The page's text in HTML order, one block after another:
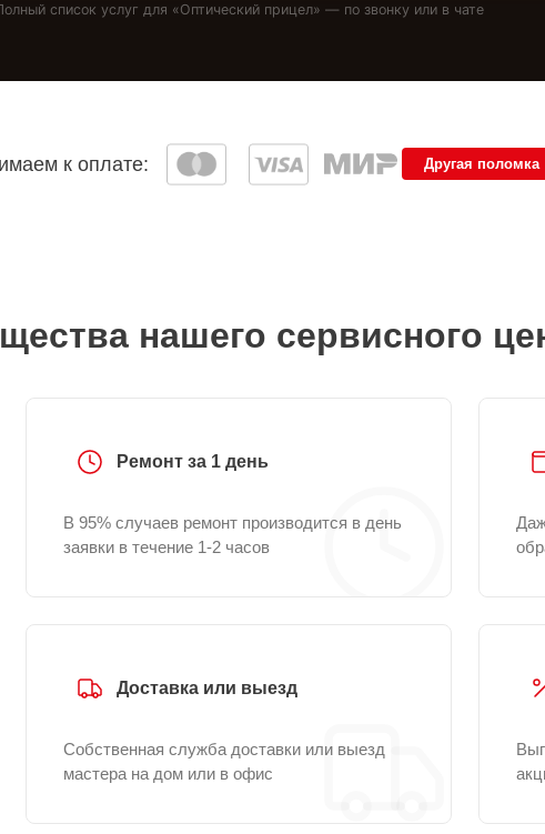
список услуг для «Оптический прицел» — по звонку или в чате
к оплате: Другая поломка
нашего сервисного
Ремонт за 1 день
В 95% случаев ремонт производится в день
заявки в течение 1-2 часов
Доставка или выезд
Собственная служба доставки или выезд
мастера на дом или в офис